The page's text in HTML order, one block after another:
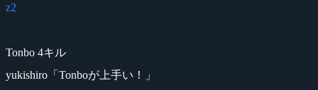
z2
Tonbo 4キル
yukishiro「Tonboが上手い！」